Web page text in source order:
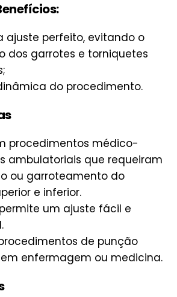
ajuste perfeito, evitando o
dos garrotes e torniquetes
do procedimento.
procedimentos médico-
ambulatoriais que requeiram
ou garroteamento do
e inferior.
um ajuste fácil e
de punção
enfermagem ou medicina.